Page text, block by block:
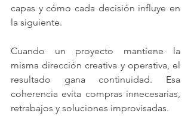
capas y cómo cada decisión influye en
la siguiente.
Cuando un proyecto mantiene la
misma dirección creativa y operativa, el
resultado gana continuidad. Esa
coherencia evita compras innecesarias,
retrabajos y soluciones improvisadas.